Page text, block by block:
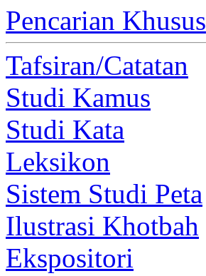
Pencarian Khusus
Tafsiran/Catatan
Studi Kamus
Studi Kata
Leksikon
Sistem Studi Peta
Ilustrasi Khotbah
Ekspositori